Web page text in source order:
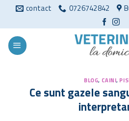
conținut
contact 0726742842
BLOG, CAINI,
Ce sunt gazele